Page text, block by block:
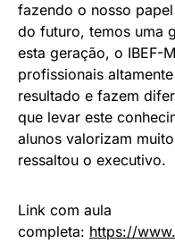
fazendo o nosso
do futuro, temos uma
esta geração, o IBEF-
profissionais
resultado e fazem
que levar este
alunos valorizam
ressaltou o executivo.
Link com aula
completa: https://